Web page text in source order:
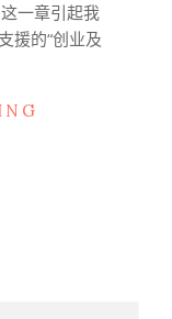
一章引起我
援的“创业及